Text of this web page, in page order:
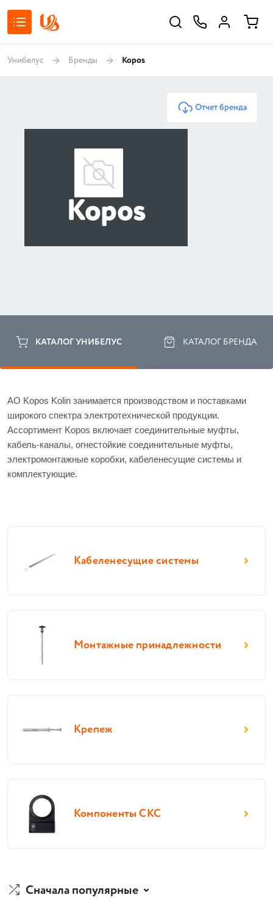
Унибелус Бренды Kopos
Отчет бренда
Kopos
КАТАЛОГ УНИБЕЛУС КАТАЛОГ БРЕНДА
АО Kopos Kolin занимается производством и поставками
широкого спектра электротехнической продукции.
Ассортимент Kopos включает соединительные муфты,
кабель-каналы, огнестойкие соединительные муфты,
электромонтажные коробки, кабеленесущие системы и
комплектующие.
Кабеленесущие системы
Монтажные принадлежности
Крепеж
Компоненты СКС
Сначала популярные